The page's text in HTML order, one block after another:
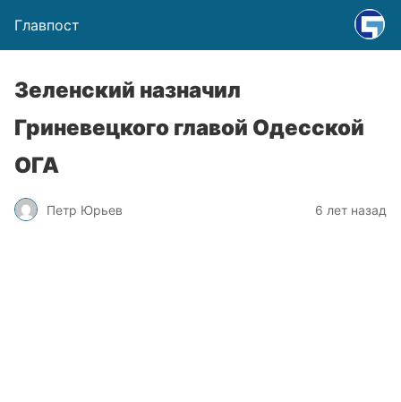
Главпост
Зеленский назначил
Гриневецкого главой Одесской
ОГА
Петр Юрьев 6 лет назад